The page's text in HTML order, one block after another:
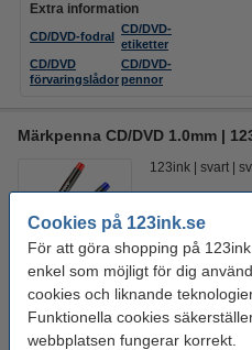
Cookies på 123ink.se
För att göra shopping på
enkel som möjligt för dig
cookies och liknande
Funktionella cookies
webbplatsen fungerar korrekt.
Extra information
CD/DVD-fodral
CD/DVD-
etiketter
CD/DVD
förvaringslådor
CD/DVD-
pennor
Märkpenna CD/DVD 1.0mm |
123ink svart
Beställ nu så
49,50 kr